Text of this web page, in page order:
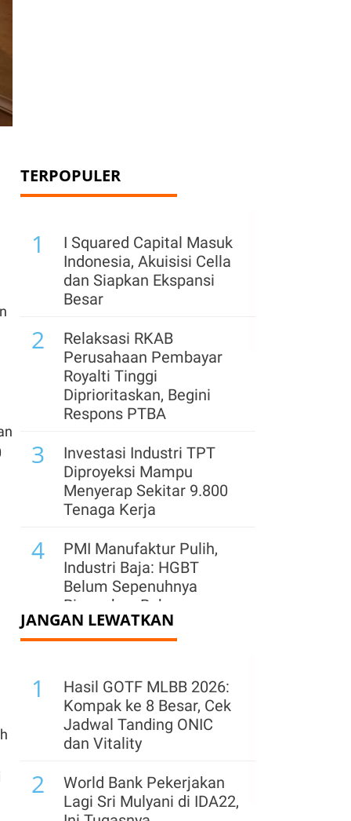
TERPOPULER
1
I Squared Capital Masuk
Indonesia, Akuisisi Cella
dan Siapkan Ekspansi
Besar
2
Relaksasi RKAB
Perusahaan Pembayar
Royalti Tinggi
Diprioritaskan, Begini
Respons PTBA
3
Investasi Industri TPT
Diproyeksi Mampu
Menyerap Sekitar 9.800
Tenaga Kerja
4
PMI Manufaktur Pulih,
Industri Baja: HGBT
Belum Sepenuhnya
Ringankan Beban
Produksi
Ketersediaan AQUA di
Tengah Potensi El Nino
dan Lonjakan
Permintaan
6
Perkuat Pasar di Jawa
Barat, Semen Indonesia
(SMGR) Hadirkan Lagi
JANGAN LEWATKAN
1
Hasil GOTF MLBB 2026:
Kompak ke 8 Besar, Cek
Jadwal Tanding ONIC
dan Vitality
2
World Bank Pekerjakan
Lagi Sri Mulyani di IDA22,